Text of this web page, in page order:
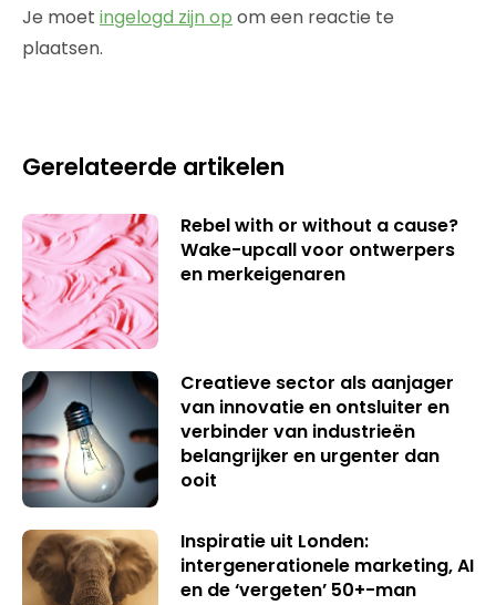
Je moet ingelogd zijn op om een reactie te
plaatsen.
Gerelateerde artikelen
Rebel with or without a cause?
Wake-upcall voor ontwerpers
en merkeigenaren
Creatieve sector als aanjager
van innovatie en ontsluiter en
verbinder van industrieën
belangrijker en urgenter dan
ooit
Inspiratie uit Londen:
intergenerationele marketing, AI
en de ‘vergeten’ 50+-man